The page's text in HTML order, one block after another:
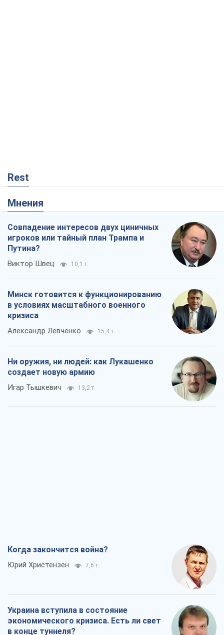
Rest
Мнения
Совпадение интересов двух циничных
игроков или тайный план Трампа и
Путина?
Виктор Швец 10,1 т.
Минск готовится к функционированию
в условиях масштабного военного
кризиса
Александр Левченко 15,4 т.
Ни оружия, ни людей: как Лукашенко
создает новую армию
Игар Тышкевич 13,2 т.
Когда закончится война?
Юрий Христензен 7,6 т.
Украина вступила в состояние
экономического кризиса. Есть ли свет
в конце туннеля?